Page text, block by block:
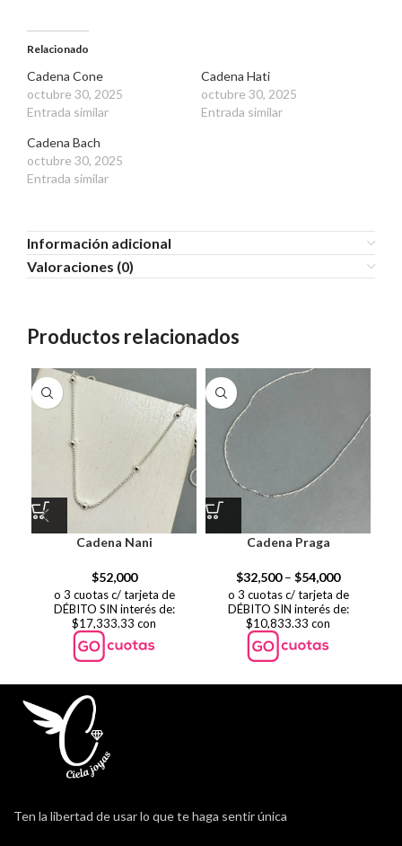
Relacionado
Cadena Cone
octubre 30, 2025
Entrada similar
Cadena Hati
octubre 30, 2025
Entrada similar
Cadena Bach
octubre 30, 2025
Entrada similar
Información adicional
Valoraciones (0)
Productos relacionados
Cadena Nani
$52,000
o 3 cuotas c/ tarjeta de
DÉBITO SIN interés de:
$17,333.33 con
Cadena Praga
$32,500– $54,000
o 3 cuotas c/ tarjeta de
DÉBITO SIN interés de:
$10,833.33 con
Ten la libertad de usar lo que te haga sentir única